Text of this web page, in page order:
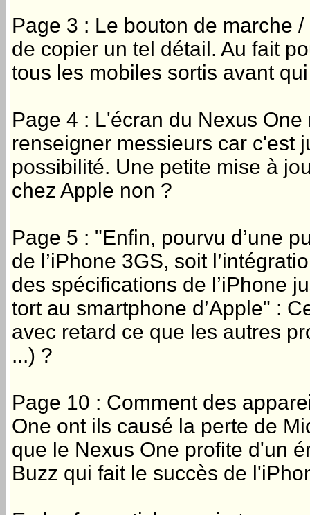
Page 3 : Le bouton de marche
de copier un tel détail. Au fait
tous les mobiles sortis avant
Page 4 : L'écran du Nexus
renseigner messieurs car c'est
possibilité. Une petite mise à
chez Apple non ?
Page 5 : "Enfin, pourvu d’une
de l’iPhone 3GS, soit
des spécifications de l’iPhone
tort au smartphone d’Apple" :
avec retard ce que les autres
...) ?
Page 10 : Comment des
One ont ils causé la perte de
que le Nexus One profite d'un
Buzz qui fait le succès de